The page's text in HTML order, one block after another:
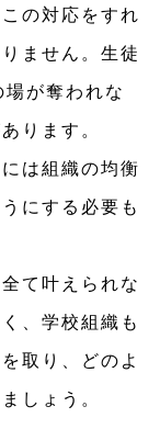
の対応をすれ
ません。生徒
が奪われな
ります。
は組織の均衡
にする必要も
て叶えられな
、学校組織も
取り、どのよ
しょう。